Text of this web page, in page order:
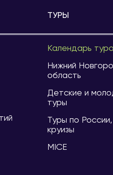
ТУРЫ
Календарь
Нижний
область
Детские и
туры
Туры по
круизы
MICE